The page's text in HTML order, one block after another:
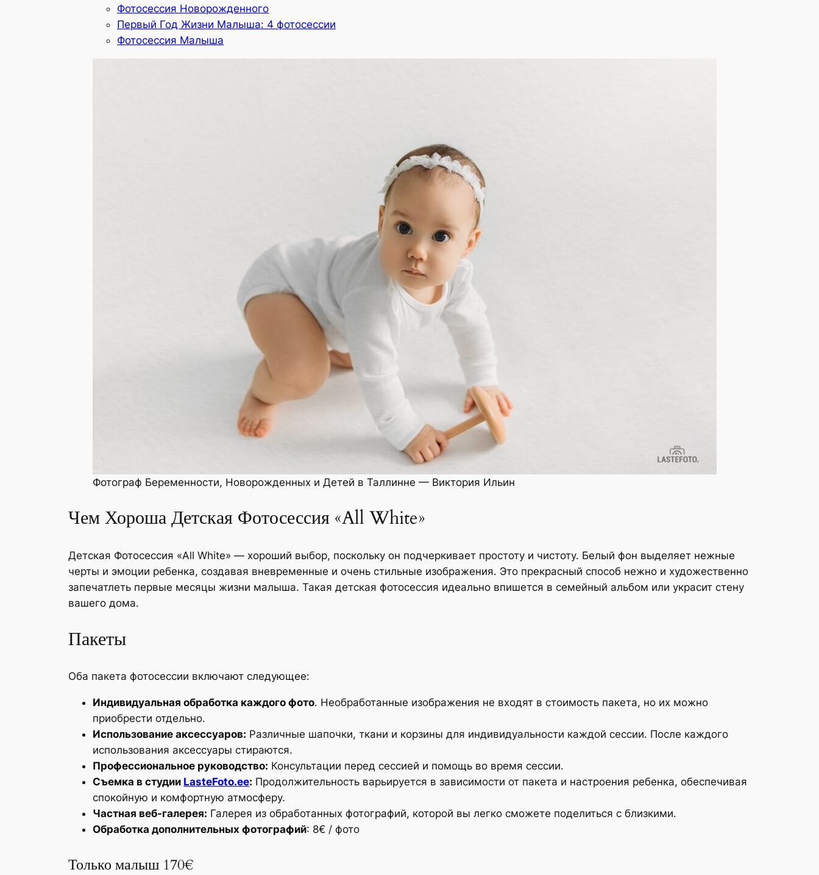
Фотосессия Новорожденного
Первый Год Жизни Малыша: 4 фотосессии
Фотосессия Малыша
Фотограф Беременности, Новорожденных и Детей в Таллинне — Виктория Ильин
Чем Хороша Детская Фотосессия «All White»
Детская Фотосессия «All White» — хороший выбор, поскольку он подчеркивает простоту и чистоту. Белый фон выделяет нежные
черты и эмоции ребенка, создавая вневременные и очень стильные изображения. Это прекрасный способ нежно и художественно
запечатлеть первые месяцы жизни малыша. Такая детская фотосессия идеально впишется в семейный альбом или украсит стену
вашего дома.
Пакеты
Оба пакета фотосессии включают следующее:
Индивидуальная обработка каждого фото. Необработанные изображения не входят в стоимость пакета, но их можно
приобрести отдельно.
Использование аксессуаров: Различные шапочки, ткани и корзины для индивидуальности каждой сессии. После каждого
использования аксессуары стираются.
Профессиональное руководство: Консультации перед сессией и помощь во время сессии.
Съемка в студии LasteFoto.ee: Продолжительность варьируется в зависимости от пакета и настроения ребенка, обеспечивая
спокойную и комфортную атмосферу.
Частная веб-галерея: Галерея из обработанных фотографий, которой вы легко сможете поделиться с близкими.
Обработка дополнительных фотографий: 8€ / фото
Только малыш 170€